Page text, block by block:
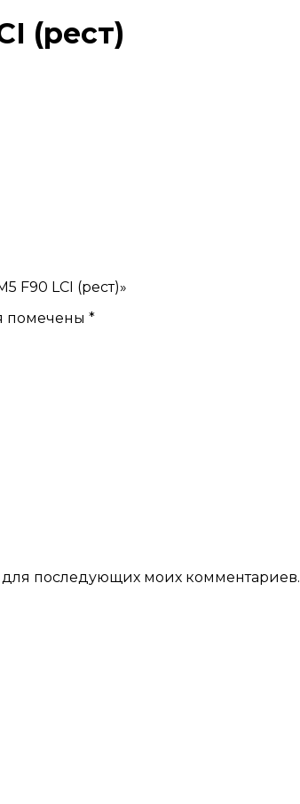
(рест)
F90 LCI (рест)»
помечены *
для последующих моих комментариев.